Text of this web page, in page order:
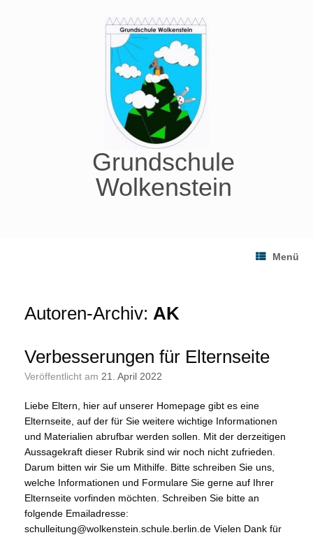
Grundschule
Wolkenstein
Menü
Autoren-Archiv: AK
Verbesserungen für Elternseite
Veröffentlicht am 21. April 2022
Liebe Eltern, hier auf unserer Homepage gibt es eine
Elternseite, auf der für Sie weitere wichtige Informationen
und Materialien abrufbar werden sollen. Mit der derzeitigen
Aussagekraft dieser Rubrik sind wir noch nicht zufrieden.
Darum bitten wir Sie um Mithilfe. Bitte schreiben Sie uns,
welche Informationen und Formulare Sie gerne auf Ihrer
Elternseite vorfinden möchten. Schreiben Sie bitte an
folgende Emailadresse:
schulleitung@wolkenstein.schule.berlin.de Vielen Dank für